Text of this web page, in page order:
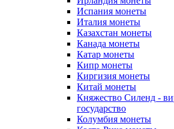
Испания монеты
Италия монеты
Казахстан монеты
Канада монеты
Катар монеты
Кипр монеты
Киргизия монеты
Китай монеты
Княжество Силенд -
государство
Колумбия монеты